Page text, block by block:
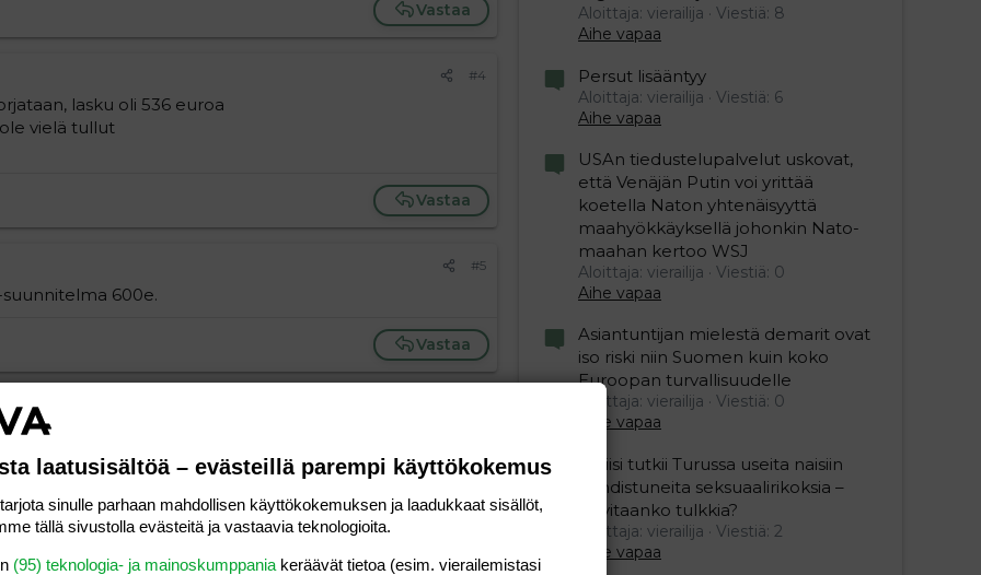
Vastaa
#4
lasku oli 536 euroa
vielä tullut
Vastaa
#5
600e.
Vastaa
#6
Aloittaja: vierailija
Viestiä: 8
Aihe vapaa
Persut lisääntyy
Aloittaja: vierailija
Viestiä: 6
Aihe vapaa
USAn tiedustelupalvelut uskovat,
että Venäjän Putin voi yrittää
koetella Naton yhtenäisyyttä
maahyökkäyksellä johonkin Nato-
maahan kertoo WSJ
Aloittaja: vierailija
Viestiä: 0
Aihe vapaa
Asiantuntijan mielestä demarit ovat
iso riski niin Suomen kuin koko
Euroopan turvallisuudelle
Aloittaja: vierailija
Viestiä: 0
Aihe vapaa
Poliisi tutkii Turussa useita naisiin
kohdistuneita seksuaalirikoksia –
tarvitaanko tulkkia?
Aloittaja: vierailija
Viestiä: 2
Aihe vapaa
laatusisältöä – evästeillä parempi käyttökokemus
sinulle parhaan mahdollisen käyttökokemuksen ja laadukkaat sisällöt,
tällä sivustolla evästeitä ja vastaavia teknologioita.
(95) teknologia- ja mainoskumppania keräävät tietoa (esim. vierailemis­tasi